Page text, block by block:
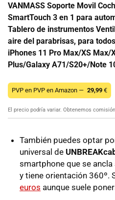
VANMASS Soporte Movil
SmartTouch 3 en 1 para
Tablero de instrumentos
aire del parabrisas, para
iPhones 11 Pro Max/XS Max/
Plus/Galaxy A71/S20+/Note
PVP en PVP en Amazon — 29,99 €
El precio podría variar. Obtenemos
También puedes optar
universal de
smartphone que se
y tiene orientación 360º.
euros aunque suele